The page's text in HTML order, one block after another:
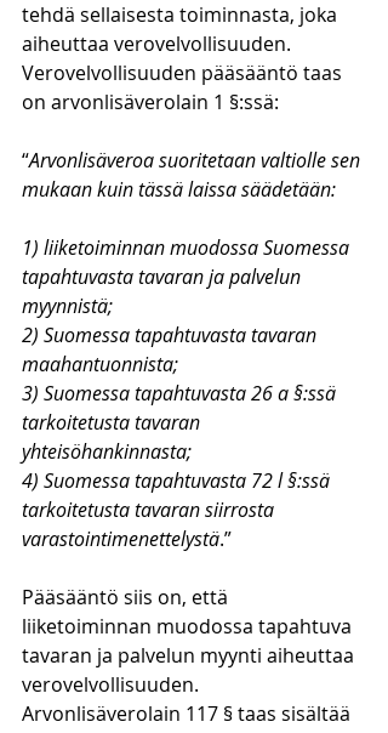
tehdä sellaisesta toiminnasta, joka
aiheuttaa verovelvollisuuden.
Verovelvollisuuden pääsääntö taas
on arvonlisäverolain 1 §:ssä:
“Arvonlisäveroa suoritetaan valtiolle sen
mukaan kuin tässä laissa säädetään:
1) liiketoiminnan muodossa Suomessa
tapahtuvasta tavaran ja palvelun
myynnistä;
2) Suomessa tapahtuvasta tavaran
maahantuonnista;
3) Suomessa tapahtuvasta 26 a §:ssä
tarkoitetusta tavaran
yhteisöhankinnasta;
4) Suomessa tapahtuvasta 72 l §:ssä
tarkoitetusta tavaran siirrosta
varastointimenettelystä.”
Pääsääntö siis on, että
liiketoiminnan muodossa tapahtuva
tavaran ja palvelun myynti aiheuttaa
verovelvollisuuden.
Arvonlisäverolain 117 § taas sisältää